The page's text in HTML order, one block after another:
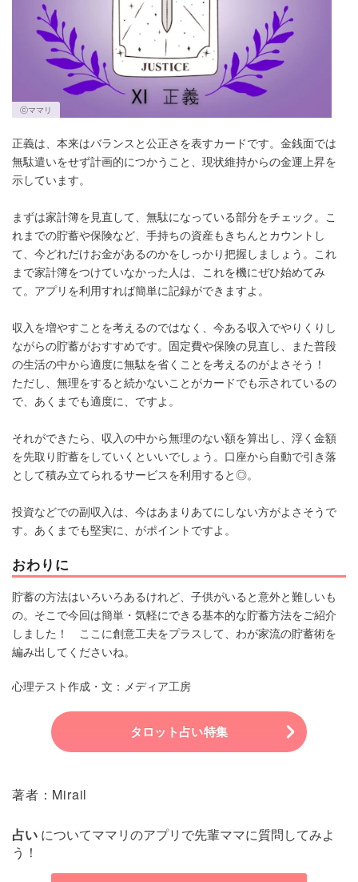
ⓒママリ
正義は、本来はバランスと公正さを表すカードです。金銭面では
無駄遣いをせず計画的につかうこと、現状維持からの金運上昇を
示しています。
まずは家計簿を見直して、無駄になっている部分をチェック。こ
れまでの貯蓄や保険など、手持ちの資産もきちんとカウントし
て、今どれだけお金があるのかをしっかり把握しましょう。これ
まで家計簿をつけていなかった人は、これを機にぜひ始めてみ
て。アプリを利用すれば簡単に記録ができますよ。
収入を増やすことを考えるのではなく、今ある収入でやりくりし
ながらの貯蓄がおすすめです。固定費や保険の見直し、また普段
の生活の中から適度に無駄を省くことを考えるのがよさそう！
ただし、無理をすると続かないことがカードでも示されているの
で、あくまでも適度に、ですよ。
それができたら、収入の中から無理のない額を算出し、浮く金額
を先取り貯蓄をしていくといいでしょう。口座から自動で引き落
として積み立てられるサービスを利用すると◎。
投資などでの副収入は、今はあまりあてにしない方がよさそうで
す。あくまでも堅実に、がポイントですよ。
おわりに
貯蓄の方法はいろいろあるけれど、子供がいると意外と難しいも
の。そこで今回は簡単・気軽にできる基本的な貯蓄方法をご紹介
しました！ ここに創意工夫をプラスして、わが家流の貯蓄術を
編み出してくださいね。
心理テスト作成・文：メディア工房
タロット占い特集
著者：Mirail
占い についてママリのアプリで先輩ママに質問してみよ
う！